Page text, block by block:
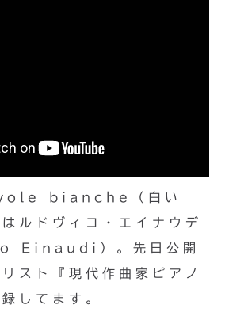
bianche（白い
ルドヴィコ・エイナウデ
Einaudi）。先日公開
スト『現代作曲家ピアノ
してます。